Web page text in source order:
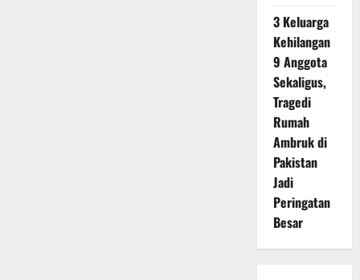
3 Keluarga
Kehilangan
9 Anggota
Sekaligus,
Tragedi
Rumah
Ambruk di
Pakistan
Jadi
Peringatan
Besar